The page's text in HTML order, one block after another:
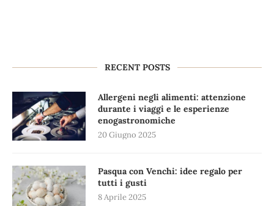
RECENT POSTS
Allergeni negli alimenti: attenzione
durante i viaggi e le esperienze
enogastronomiche
20 Giugno 2025
Pasqua con Venchi: idee regalo per
tutti i gusti
8 Aprile 2025